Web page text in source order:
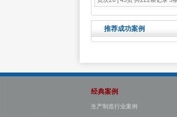
推荐成功案例
经典案例
生产制造行业案例